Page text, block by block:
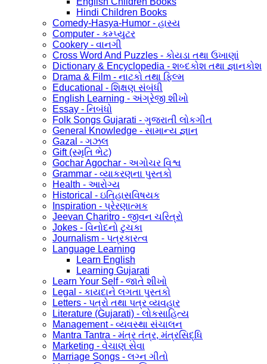
Hindi Children Books
Comedy-Hasya-Humor - હાસ્ય
Computer - કમ્પ્યુટર
Cookery - વાનગી
Cross Word And Puzzles - કોયડા તથા ઉખાણાં
Dictionary & Encyclopedia - શબ્દકોશ તથા જ્ઞાનકોશ
Drama & Film - નાટકો તથા ફિલ્મ
Educational - શિક્ષણ સંબંધી
English Learning - અંગ્રેજી શીખો
Essay - નિબંધો
Folk Songs Gujarati - ગુજરાતી લોકગીત
General Knowledge - સામાન્ય જ્ઞાન
Gazal - ગઝલ
Gift (સ્મૃતિ ભેટ)
Gochar Agochar - અગોચર વિશ્વ
Grammar - વ્યાકરણના પુસ્તકો
Health - આરોગ્ય
Historical - ઇતિહાસવિષયક
Inspiration - પ્રેરણાત્મક
Jeevan Charitro - જીવન ચરિત્રો
Jokes - વિનોદનો ટુચકા
Journalism - પત્રકારત્વ
Language Learning
Learn English
Learning Gujarati
Learn Your Self - જાતે શીખો
Legal - કાયદાને લગતા પુસ્તકો
Letters - પત્રો તથા પત્ર વ્યવહાર
Literature (Gujarati) - લોકસાહિત્ય
Management - વ્યવસ્થા સંચાલન
Mantra Tantra - મંત્ર તંત્ર, મંત્રસિદ્ધિ
Marketing - વેચાણ સેવા
Marriage Songs - લગ્ન ગીતો